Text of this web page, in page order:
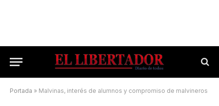
Portada » Malvinas, interés de alumnos y compromiso de malvineros